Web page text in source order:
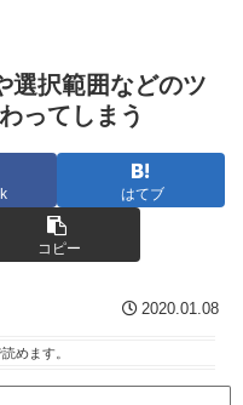
択範囲などのツ
ってしまう
はてブ
コピー
2020.01.08
めます。